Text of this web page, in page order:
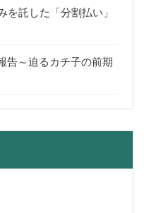
を託した「分割払い」
～迫るカチ子の前期